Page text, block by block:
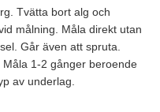
Tvätta bort alg och
målning. Måla direkt utan
Går även att spruta.
1-2 gånger beroende
av underlag.